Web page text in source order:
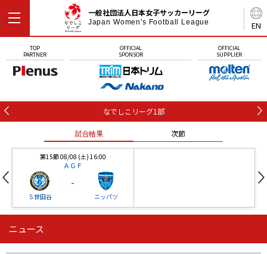
EN
一般社団法人日本女子サッカーリーグ
Japan Women's Football League
TOP
PARTNER
OFFICIAL
SPONSOR
OFFICIAL
SUPPLIER
なでしこリーグ1部
試合結果 次節
第15節 08/08 (土) 16:00
ＡＧＦ
Ｓ世田谷
-
ニッパツ
第16節 09/05 (土) 15:00
ニッパツ 石人の星
ニュース